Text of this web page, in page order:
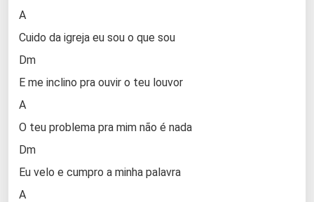
A
Cuido da igreja eu sou o que sou
Dm
E me inclino pra ouvir o teu louvor
A
O teu problema pra mim não é nada
Dm
Eu velo e cumpro a minha palavra
A